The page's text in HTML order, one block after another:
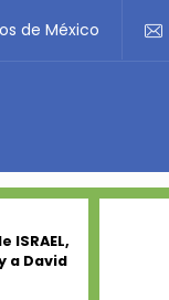
de México
ISRAEL,
a David